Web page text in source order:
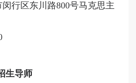
行区东川路800号马克思主
生导师